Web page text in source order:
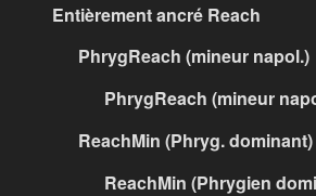
Entièrement ancré Reach
PhrygReach (mineur napol.)
PhrygReach (mineur
ReachMin (Phryg. dominant)
ReachMin (Phrygien